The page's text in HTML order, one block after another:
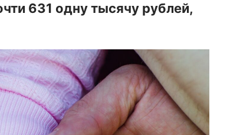
631 одну тысячу рублей,